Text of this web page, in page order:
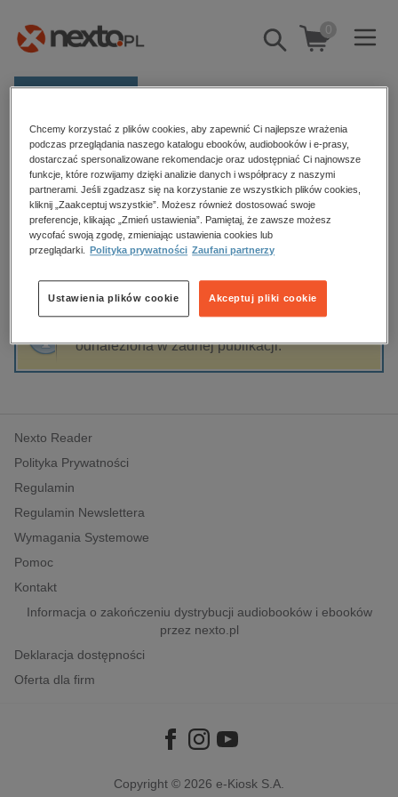
Pokaż/schowaj
wyszukiwarkę
0
Kategorie
Zobacz wszystkie E-prasa
budownictwo, aranżacja wnętrz
biznesowe, branżowe, gospodarka
dzienniki
edukacja
hobby, sport, rozrywka
komputery, internet, technologie, informatyka
polityka, społeczno-informacyjne
psychologiczne
inne
popularno-naukowe
historia
Strona główna Iwona Foryś prof. USz
Iwona Foryś prof. USz
Sortowanie Filtrowanie
odnaleziona w żadnej publikacji.
Nexto Reader
Polityka Prywatności
Regulamin
Regulamin Newslettera
Wymagania Systemowe
Pomoc
Kontakt
Informacja o zakończeniu dystrybucji audiobooków i ebooków
przez nexto.pl
Deklaracja dostępności
Oferta dla firm
Copyright © 2026 e-Kiosk S.A.
Chcemy korzystać z plików cookies, aby zapewnić Ci najlepsze wrażenia
podczas przeglądania naszego katalogu ebooków, audiobooków i e-prasy,
dostarczać spersonalizowane rekomendacje oraz udostępniać Ci najnowsze
funkcje, które rozwijamy dzięki analizie danych i współpracy z naszymi
partnerami. Jeśli zgadzasz się na korzystanie ze wszystkich plików cookies,
kliknij „Zaakceptuj wszystkie”. Możesz również dostosować swoje
preferencje, klikając „Zmień ustawienia”. Pamiętaj, że zawsze możesz
wycofać swoją zgodę, zmieniając ustawienia cookies lub
przeglądarki.
Polityka prywatności Zaufani partnerzy
Akceptuj pliki cookie
Ustawienia plików cookie